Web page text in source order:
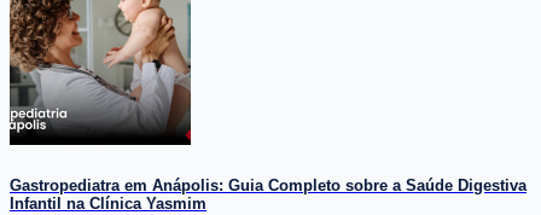
Gastropediatra em Anápolis: Guia Completo sobre a Saúde Digestiva
Infantil na Clínica Yasmim